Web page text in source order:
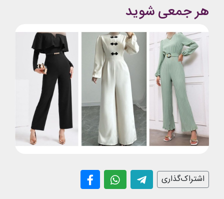
هر جمعی شوید
اشتراک‌گذاری